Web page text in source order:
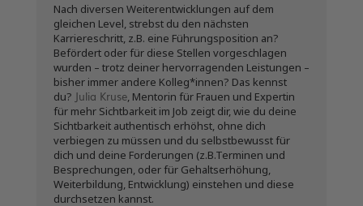
Nach diversen Weiterentwicklungen auf dem
gleichen Level, strebst du den nächsten
Karriereschritt, z.B. eine Führungsposition an?
Befördert oder für diese Stellen vorgeschlagen
wurden – trotz deiner hervorragenden Leistungen –
bisher immer andere Kolleg*innen? Das kennst
du? Julia Kruse, Mentorin für Frauen und Expertin
für mehr Sichtbarkeit im Job zeigt dir, wie du deine
Sichtbarkeit authentisch erhöhst, ohne dich
verbiegen zu müssen und du selbstbewusst für
dich und deine Forderungen (z.B.Terminen und
Besprechungen, oder für Gehaltserhöhung,
Weiterbildung, Entwicklung) einstehen und diese
durchsetzen kannst.